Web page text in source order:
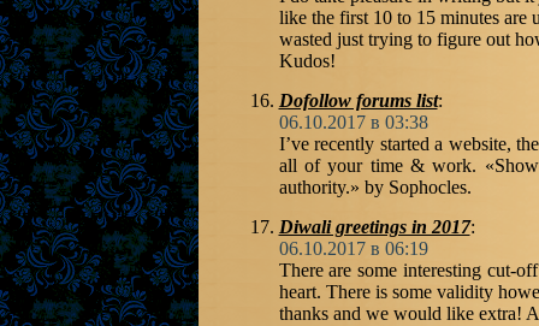
like the first 10 to 15 minutes are
wasted just trying to figure out
Kudos!
Dofollow forums list:
06.10.2017 в 03:38
I’ve recently started a website,
all of your time & work.
authority.» by Sophocles.
Diwali greetings in 2017:
06.10.2017 в 06:19
There are some interesting cut-
heart. There is some validity
thanks and we would like extra!